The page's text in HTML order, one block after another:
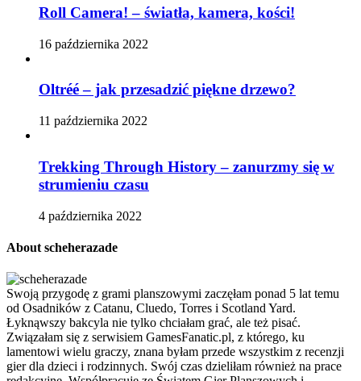
Roll Camera! – światła, kamera, kości!
16 października 2022
Oltréé – jak przesadzić piękne drzewo?
11 października 2022
Trekking Through History – zanurzmy się w
strumieniu czasu
4 października 2022
About scheherazade
Swoją przygodę z grami planszowymi zaczęłam ponad 5 lat temu
od Osadników z Catanu, Cluedo, Torres i Scotland Yard.
Łyknąwszy bakcyla nie tylko chciałam grać, ale też pisać.
Związałam się z serwisiem GamesFanatic.pl, z którego, ku
lamentowi wielu graczy, znana byłam przede wszystkim z recenzji
gier dla dzieci i rodzinnych. Swój czas dzieliłam również na prace